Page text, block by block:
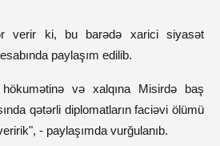
verir ki, bu barədə xarici siyasət
paylaşım edilib.
və xalqına Misirdə baş
qətərli diplomatların faciəvi ölümü
- paylaşımda vurğulanıb.